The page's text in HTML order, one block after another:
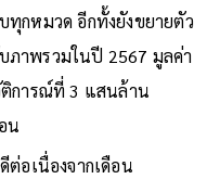
กหมวด อีกทั้งยังขยายตัว
ภาพรวมในปี 2567 มูลค่า
ติการณ์ที่ 3 แสนล้าน
น
ต่อเนื่องจากเดือน